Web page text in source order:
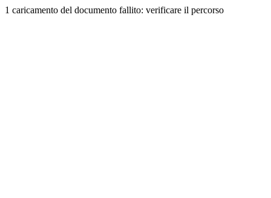
1 caricamento del documento fallito: verificare il percorso